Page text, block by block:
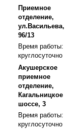
Приемное
отделение,
ул.Васильева,
96/13
Время работы:
круглосуточно
Акушерское
приемное
отделение,
Кагальницкое
шоссе, 3
Время работы:
круглосуточно